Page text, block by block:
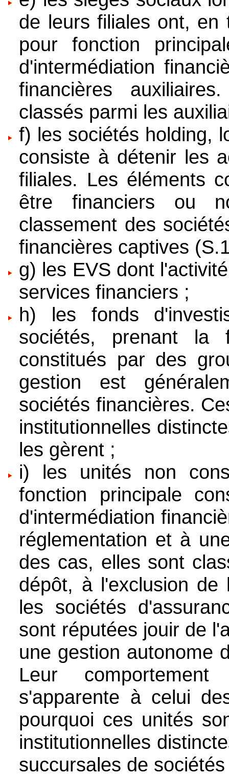
de leurs filiales ont, en
pour fonction
d'intermédiation
financières
classés parmi les
f) les sociétés holding,
consiste à détenir les
filiales. Les éléments
être financiers ou
classement des
financières captives
g) les EVS dont
services financiers ;
h) les fonds
sociétés, prenant la
constitués par des
gestion est
sociétés financières.
institutionnelles
les gèrent ;
i) les unités non
fonction principale
d'intermédiation
réglementation et à
des cas, elles sont
dépôt, à l'exclusion de
les sociétés
sont réputées jouir de
une gestion autonome
Leur
s'apparente à celui
pourquoi ces unités
institutionnelles
succursales de